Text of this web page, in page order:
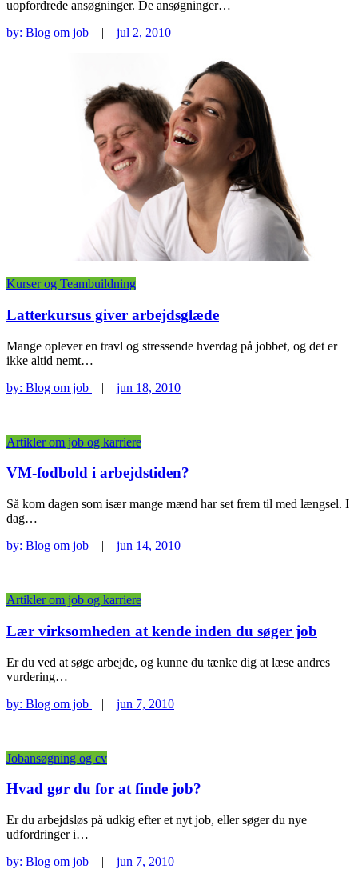
uopfordrede ansøgninger. De ansøgninger…
by: Blog om job | jul 2, 2010
Kurser og Teambuildning
Latterkursus giver arbejdsglæde
Mange oplever en travl og stressende hverdag på jobbet, og det er
ikke altid nemt…
by: Blog om job | jun 18, 2010
Artikler om job og karriere
VM-fodbold i arbejdstiden?
Så kom dagen som især mange mænd har set frem til med længsel. I
dag…
by: Blog om job | jun 14, 2010
Artikler om job og karriere
Lær virksomheden at kende inden du søger job
Er du ved at søge arbejde, og kunne du tænke dig at læse andres
vurdering…
by: Blog om job | jun 7, 2010
Jobansøgning og cv
Hvad gør du for at finde job?
Er du arbejdsløs på udkig efter et nyt job, eller søger du nye
udfordringer i…
by: Blog om job | jun 7, 2010